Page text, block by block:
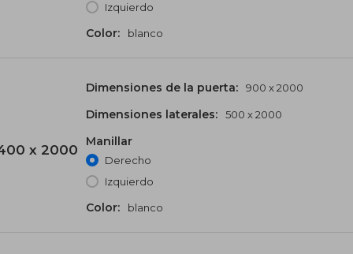
Izquierdo
Color: blanco
x 2000
Dimensiones de la puerta: 900 x 2000
Dimensiones laterales: 500 x 2000
Manillar
Derecho
Izquierdo
Color: blanco